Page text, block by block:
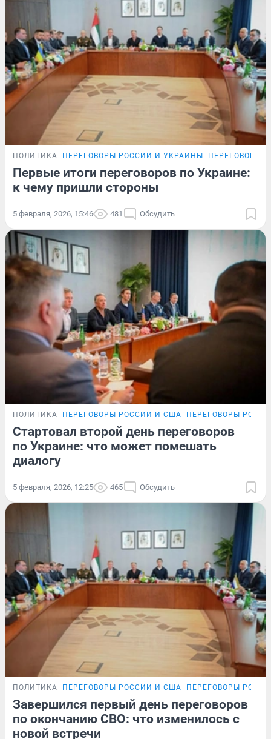
ПОЛИТИКА ПЕРЕГОВОРЫ РОССИИ И УКРАИНЫ ПЕРЕГОВОРЫ
Первые итоги переговоров по Украине:
к чему пришли стороны
5 февраля, 2026, 15:46 481 Обсудить
ПОЛИТИКА ПЕРЕГОВОРЫ РОССИИ И США ПЕРЕГОВОРЫ
Стартовал второй день переговоров
по Украине: что может помешать
диалогу
5 февраля, 2026, 12:25 465 Обсудить
ПОЛИТИКА ПЕРЕГОВОРЫ РОССИИ И США ПЕРЕГОВОРЫ
Завершился первый день переговоров
по окончанию СВО: что изменилось с
новой встречи